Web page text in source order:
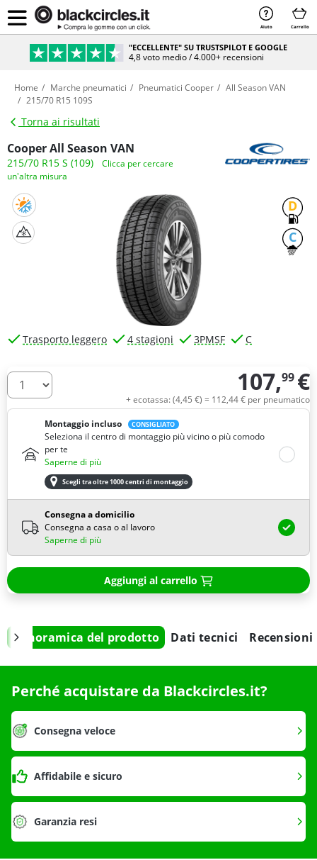
Aiuto Carrello
"ECCELLENTE" SU TRUSTSPILOT E GOOGLE
4,8 voto medio / 4.000+ recensioni
Home Marche pneumatici Pneumatici Cooper
All Season VAN
215/70 R15 109S
Torna ai risultati
Cooper All Season VAN
215/70 R15 S (109)
Clicca per cercare
un'altra misura
D
C
Trasporto leggero 4 stagioni 3PMSF C
Quantità 107,99 €
+ ecotassa: (4,45 €) = 112,44€ per pneumatico
Montaggio incluso
CONSIGLIATO
Seleziona il centro di montaggio più vicino o più comodo
per te
Saperne di più
Scegli tra oltre 1000 centri di montaggio
Consegna a domicilio
Consegna a casa o al lavoro
Saperne di più
Aggiungi al carrello
Panoramica del prodotto Dati tecnici Recensioni
Perché acquistare da Blackcircles.it?
Consegna veloce
Affidabile e sicuro
Garanzia resi